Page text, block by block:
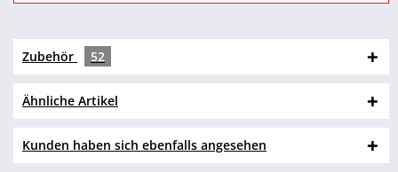
Zubehör 52
Ähnliche Artikel
Kunden haben sich ebenfalls angesehen